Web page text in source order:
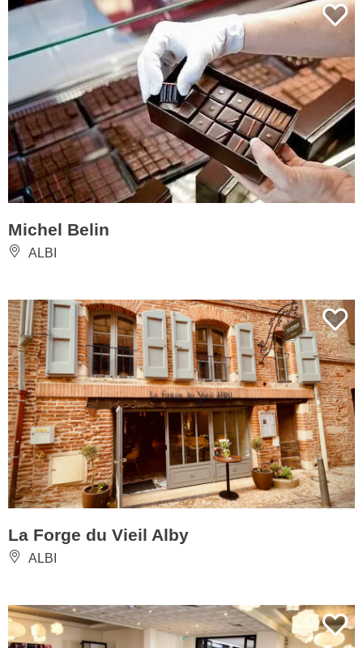
Michel Belin
ALBI
La Forge du Vieil Alby
ALBI